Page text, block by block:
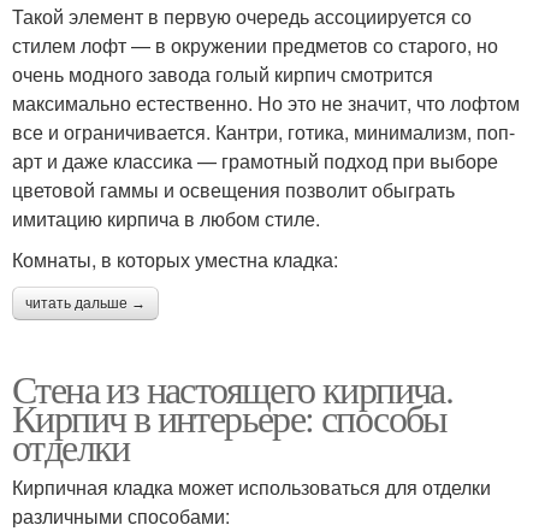
Такой элемент в первую очередь ассоциируется со
стилем лофт — в окружении предметов со старого, но
очень модного завода голый кирпич смотрится
максимально естественно. Но это не значит, что лофтом
все и ограничивается. Кантри, готика, минимализм, поп-
арт и даже классика — грамотный подход при выборе
цветовой гаммы и освещения позволит обыграть
имитацию кирпича в любом стиле.
Комнаты, в которых уместна кладка:
читать дальше →
Стена из настоящего кирпича.
Кирпич в интерьере: способы
отделки
Кирпичная кладка может использоваться для отделки
различными способами: